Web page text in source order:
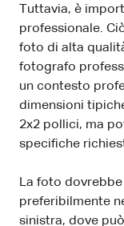
Tuttavia, è
professionale.
foto di alta
fotografo
un contesto
dimensioni
2x2 pollici, ma
specifiche
La foto
preferibilmente
sinistra, dove